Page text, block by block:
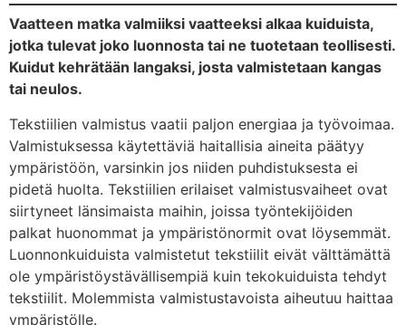
Vaatteen matka valmiiksi vaatteeksi alkaa kuiduista,
jotka tulevat joko luonnosta tai ne tuotetaan teollisesti.
Kuidut kehrätään langaksi, josta valmistetaan kangas
tai neulos.
Tekstiilien valmistus vaatii paljon energiaa ja työvoimaa.
Valmistuksessa käytettäviä haitallisia aineita päätyy
ympäristöön, varsinkin jos niiden puhdistuksesta ei
pidetä huolta. Tekstiilien erilaiset valmistusvaiheet ovat
siirtyneet länsimaista maihin, joissa työntekijöiden
palkat huonommat ja ympäristönormit ovat löysemmät.
Luonnonkuiduista valmistetut tekstiilit eivät välttämättä
ole ympäristöystävällisempiä kuin tekokuiduista tehdyt
tekstiilit. Molemmista valmistustavoista aiheutuu haittaa
ympäristölle.